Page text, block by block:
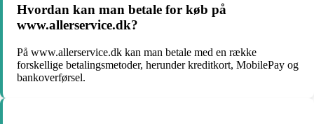
Hvordan kan man betale for køb på
www.allerservice.dk?
På www.allerservice.dk kan man betale med en række
forskellige betalingsmetoder, herunder kreditkort, MobilePay og
bankoverførsel.